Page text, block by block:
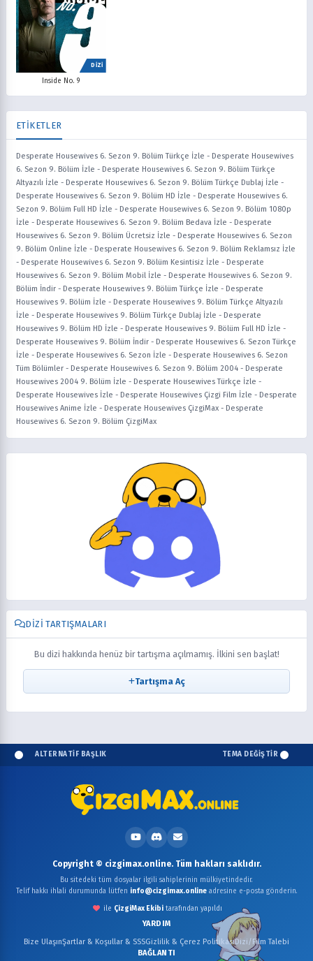
DİZİ
Inside No. 9
ETİKETLER
Desperate Housewives 6. Sezon 9. Bölüm Türkçe İzle - Desperate Housewives
6. Sezon 9. Bölüm İzle - Desperate Housewives 6. Sezon 9. Bölüm Türkçe
Altyazılı İzle - Desperate Housewives 6. Sezon 9. Bölüm Türkçe Dublaj İzle -
Desperate Housewives 6. Sezon 9. Bölüm HD İzle - Desperate Housewives 6.
Sezon 9. Bölüm Full HD İzle - Desperate Housewives 6. Sezon 9. Bölüm 1080p
İzle - Desperate Housewives 6. Sezon 9. Bölüm Bedava İzle - Desperate
Housewives 6. Sezon 9. Bölüm Ücretsiz İzle - Desperate Housewives 6. Sezon
9. Bölüm Online İzle - Desperate Housewives 6. Sezon 9. Bölüm Reklamsız İzle
- Desperate Housewives 6. Sezon 9. Bölüm Kesintisiz İzle - Desperate
Housewives 6. Sezon 9. Bölüm Mobil İzle - Desperate Housewives 6. Sezon 9.
Bölüm İndir - Desperate Housewives 9. Bölüm Türkçe İzle - Desperate
Housewives 9. Bölüm İzle - Desperate Housewives 9. Bölüm Türkçe Altyazılı
İzle - Desperate Housewives 9. Bölüm Türkçe Dublaj İzle - Desperate
Housewives 9. Bölüm HD İzle - Desperate Housewives 9. Bölüm Full HD İzle -
Desperate Housewives 9. Bölüm İndir - Desperate Housewives 6. Sezon Türkçe
İzle - Desperate Housewives 6. Sezon İzle - Desperate Housewives 6. Sezon
Tüm Bölümler - Desperate Housewives 6. Sezon 9. Bölüm 2004 - Desperate
Housewives 2004 9. Bölüm İzle - Desperate Housewives Türkçe İzle -
Desperate Housewives İzle - Desperate Housewives Çizgi Film İzle - Desperate
Housewives Anime İzle - Desperate Housewives ÇizgiMax - Desperate
Housewives 6. Sezon 9. Bölüm ÇizgiMax
DIZI TARTIŞMALARI
Bu dizi hakkında henüz bir tartışma açılmamış. İlkini sen başlat!
Tartışma Aç
ALTERNATİF BAŞLIK TEMA DEĞİŞTİR
YARDIM
Bize UlaşınŞartlar & Koşullar & SSSGizlilik & Çerez PolitikasıDizi/Film Talebi
BAĞLANTI
Copyright © cizgimax.online. Tüm hakları saklıdır.
Bu sitedeki tüm dosyalar ilgili sahiplerinin mülkiyetindedir.
Telif hakkı ihlali durumunda lütfen info@cizgimax.onlineadresine e-posta gönderin.
ile ÇizgiMax Ekibitarafından yapıldı